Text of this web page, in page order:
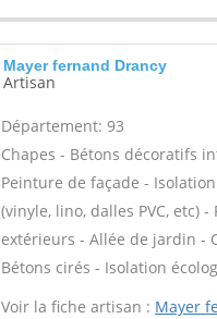
Mayer fernand Drancy
Artisan
Département: 93
Chapes - Bétons décoratifs
Peinture de façade -
(vinyle, lino, dalles PVC, etc)
extérieurs - Allée de jardin -
Bétons cirés - Isolation
Voir la fiche artisan : Mayer